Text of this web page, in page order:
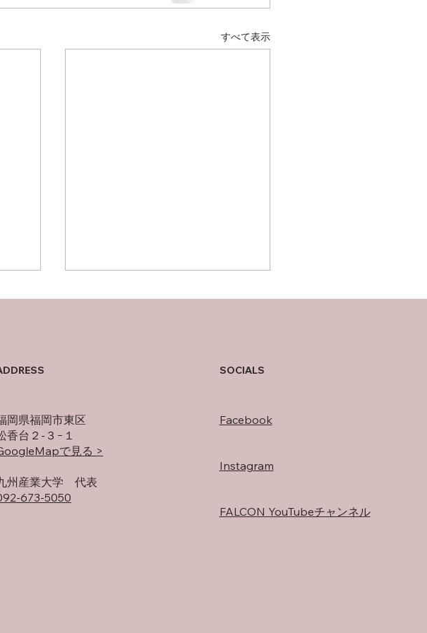
すべて表示
岡県福岡市東区
香台２-３−１
で見る >
州産業大学 代表
673-5050
SOCIALS
Facebook
Instagram
FALCON YouTubeチャンネル